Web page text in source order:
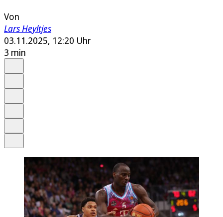
Von
Lars Heyltjes
03.11.2025, 12:20 Uhr
3 min